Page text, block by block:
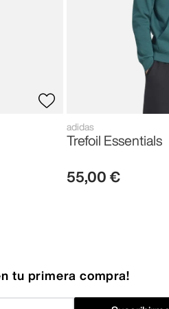
adidas
Trefoil Essentials
55,00 €
tu primera compra!